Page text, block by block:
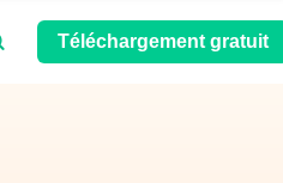
Téléchargement gratuit